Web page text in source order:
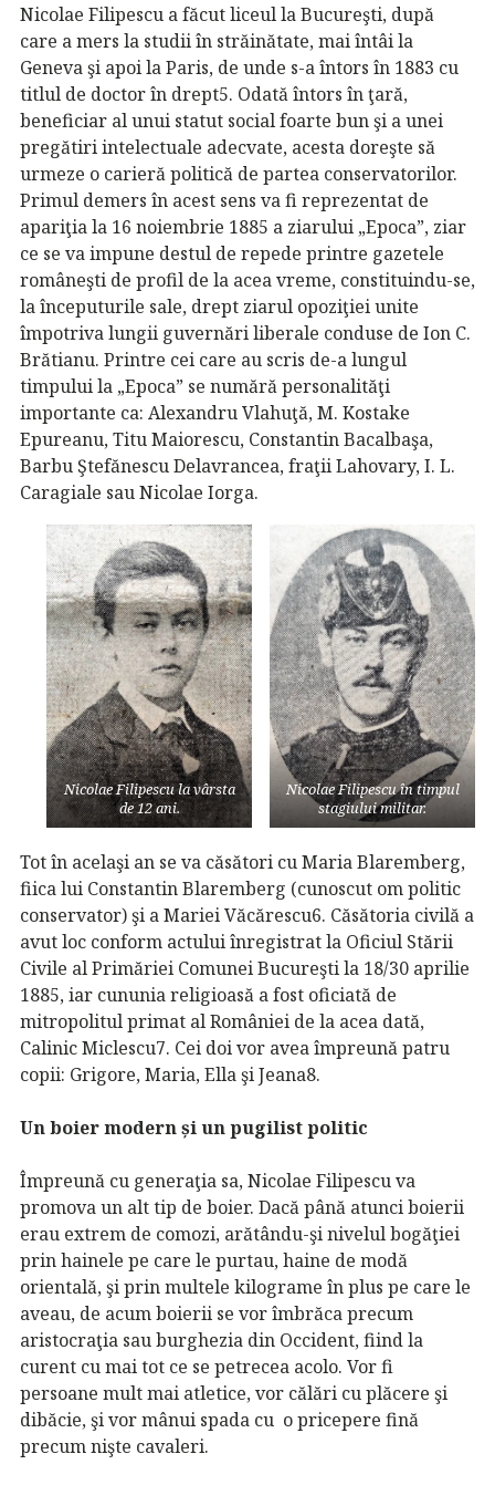
Nicolae Filipescu a făcut liceul la Bucureşti, după
care a mers la studii în străinătate, mai întâi la
Geneva şi apoi la Paris, de unde s-a întors în 1883 cu
titlul de doctor în drept5. Odată întors în ţară,
beneficiar al unui statut social foarte bun şi a unei
pregătiri intelectuale adecvate, acesta doreşte să
urmeze o carieră politică de partea conservatorilor.
Primul demers în acest sens va fi reprezentat de
apariţia la 16 noiembrie 1885 a ziarului „Epoca”, ziar
ce se va impune destul de repede printre gazetele
româneşti de profil de la acea vreme, constituindu-se,
la începuturile sale, drept ziarul opoziţiei unite
împotriva lungii guvernări liberale conduse de Ion C.
Brătianu. Printre cei care au scris de-a lungul
timpului la „Epoca” se numără personalităţi
importante ca: Alexandru Vlahuţă, M. Kostake
Epureanu, Titu Maiorescu, Constantin Bacalbaşa,
Barbu Ştefănescu Delavrancea, fraţii Lahovary, I. L.
Caragiale sau Nicolae Iorga.
Nicolae Filipescu la vârsta
de 12 ani.
Nicolae Filipescu în timpul
stagiului militar.
Tot în acelaşi an se va căsători cu Maria Blaremberg,
fiica lui Constantin Blaremberg (cunoscut om politic
conservator) şi a Mariei Văcărescu6. Căsătoria civilă a
avut loc conform actului înregistrat la Oficiul Stării
Civile al Primăriei Comunei Bucureşti la 18/30 aprilie
1885, iar cununia religioasă a fost oficiată de
mitropolitul primat al României de la acea dată,
Calinic Miclescu7. Cei doi vor avea împreună patru
copii: Grigore, Maria, Ella şi Jeana8.
Un boier modern și un pugilist politic
Împreună cu generaţia sa, Nicolae Filipescu va
promova un alt tip de boier. Dacă până atunci boierii
erau extrem de comozi, arătându-şi nivelul bogăţiei
prin hainele pe care le purtau, haine de modă
orientală, şi prin multele kilograme în plus pe care le
aveau, de acum boierii se vor îmbrăca precum
aristocraţia sau burghezia din Occident, fiind la
curent cu mai tot ce se petrecea acolo. Vor fi
persoane mult mai atletice, vor călări cu plăcere şi
dibăcie, şi vor mânui spada cu o pricepere fină
precum nişte cavaleri.